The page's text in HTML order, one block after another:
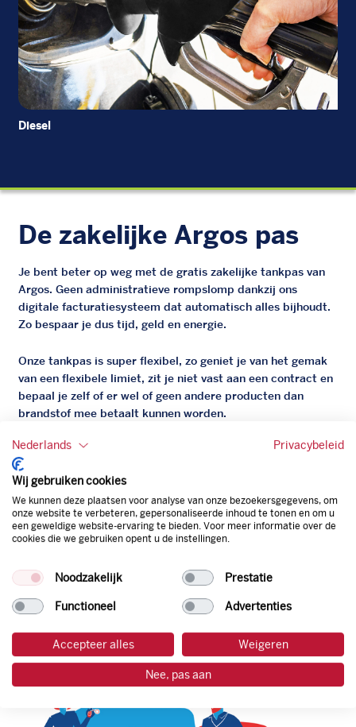
Diesel
De zakelijke Argos pas
Je bent beter op weg met de gratis zakelijke tankpas van
Argos. Geen administratieve rompslomp dankzij ons
digitale facturatiesysteem dat automatisch alles bijhoudt.
Zo bespaar je dus tijd, geld en energie.
Onze tankpas is super flexibel, zo geniet je van het gemak
van een flexibele limiet, zit je niet vast aan een contract en
bepaal je zelf of er wel of geen andere producten dan
brandstof mee betaalt kunnen worden.
korting. Mocht de pompprijs toch lager zijn dan betaal je
natuurlijk de prijs aan de pomp. Zo ben je altijd verzekerd
van de laagste prijs.
tankpas aanvragen
laadpas aanvragen
Nederlands Privacybeleid
Wij gebruiken cookies
We kunnen deze plaatsen voor analyse van onze bezoekersgegevens, om
onze website te verbeteren, gepersonaliseerde inhoud te tonen en om u
een geweldige website-ervaring te bieden. Voor meer informatie over de
cookies die we gebruiken opent u de instellingen.
Noodzakelijk Prestatie
Functioneel Advertenties
Accepteer alles Weigeren
Nee, pas aan